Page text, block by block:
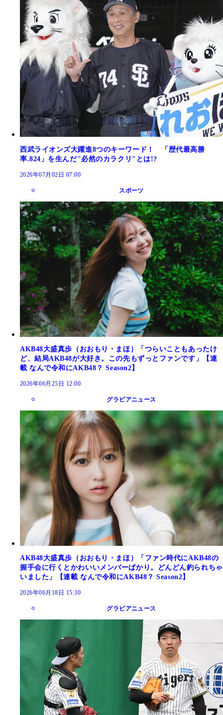
西武ライオンズ大躍進8つのキーワード！ 「歴代最高勝
率.824」を生んだ"必然のカラクリ"とは!?
2026年07月02日 07:00
スポーツ
AKB48大盛真歩（おおもり・まほ）「つらいこともあったけ
ど、結局AKB48が大好き。この先もずっとファンです」【連
載 なんで令和にAKB48？ Season2】
2026年06月25日 12:00
グラビアニュース
AKB48大盛真歩（おおもり・まほ）「ファン時代にAKB48の
握手会に行くとかわいいメンバーばかり。どんどん釣られちゃ
いました」【連載 なんで令和にAKB48？ Season2】
2026年06月18日 15:30
グラビアニュース